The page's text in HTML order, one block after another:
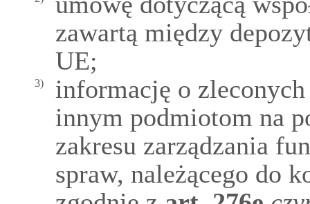
zawartą między
UE;
3)
informację o
innym podmiotom na
zakresu zarządzania
spraw, należącego do